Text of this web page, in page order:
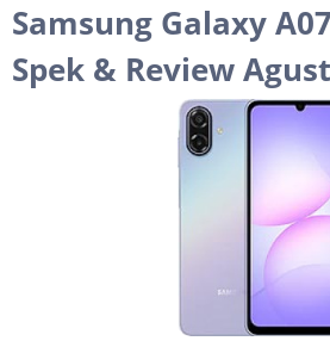
Samsung Galaxy
Spek & Review